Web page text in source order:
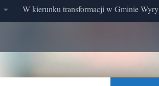
W kierunku transformacji w Gminie Wyry